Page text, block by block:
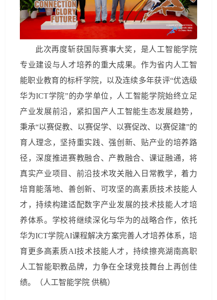
此次再度斩获国际赛事大奖，是人工智能学院
专业建设与人才培养的重大成果。作为省内人工智
能职业教育的标杆学院，以及连续多年获评“优选级
华为ICT学院”的办学单位，人工智能学院始终立足
产业发展前沿，紧扣国产人工智能生态发展趋势，
秉承“以赛促教、以赛促学、以赛促改、以赛促建”的
育人理念，坚持重实践、强创新、贴产业的培养路
径，深度推进赛教融合、产教融合、课证融通，将
真实产业项目、前沿技术攻关融入日常教学，着力
培育能落地、善创新、可攻坚的高素质技术技能人
才，持续构建适配数字产业发展的技术技能人才培
养体系。学校将继续深化与华为的战略合作，依托
华为ICT学院AI课程解决方案完善人才培养体系，培
育更多高素质AI技术技能人才，持续擦亮湖南高职
人工智能职教品牌，力争在全球竞技舞台上再创佳
绩。（人工智能学院 供稿）